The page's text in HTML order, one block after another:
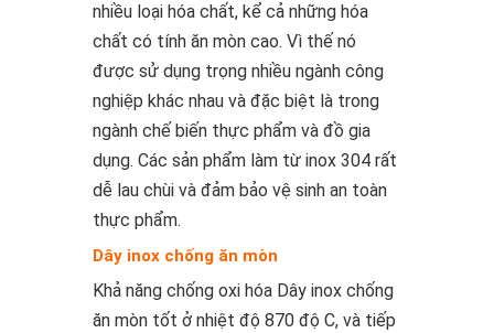
nhiều loại hóa chất, kể cả những hóa
chất có tính ăn mòn cao. Vì thế nó
được sử dụng trọng nhiều ngành công
nghiệp khác nhau và đặc biệt là trong
ngành chế biến thực phẩm và đồ gia
dụng. Các sản phẩm làm từ inox 304 rất
dễ lau chùi và đảm bảo vệ sinh an toàn
thực phẩm.
Dây inox chống ăn mòn
Khả năng chống oxi hóa Dây inox chống
ăn mòn tốt ở nhiệt độ 870 độ C, và tiếp